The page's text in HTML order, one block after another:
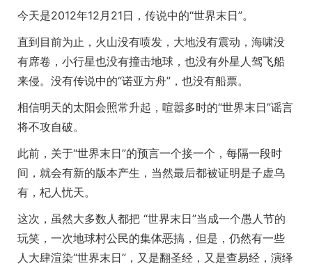
今天是2012年12月21日，传说中的“世界末日”。
直到目前为止，火山没有喷发，大地没有震动，海啸没
有席卷，小行星也没有撞击地球，也没有外星人驾飞船
来侵。没有传说中的“诺亚方舟”，也没有船票。
相信明天的太阳会照常升起，喧嚣多时的“世界末日”谣言
将不攻自破。
此前，关于“世界末日”的预言一个接一个，每隔一段时
间，就会有新的版本产生，当然最后都被证明是子虚乌
有，杞人忧天。
这次，虽然大多数人都把 “世界末日”当成一个愚人节的
玩笑，一次地球村公民的集体恶搞，但是，仍然有一些
人大肆渲染“世界末日”，又是翻圣经，又是查易经，演绎